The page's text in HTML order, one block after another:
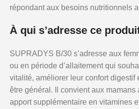
répondant aux besoins nutritionnels
À qui s’adresse ce
SUPRADYS B/30 s’adresse aux
ou en période d’allaitement qui
vitalité, améliorer leur confort digestif
être général. Il convient aux mamans
apport supplémentaire en vitamines